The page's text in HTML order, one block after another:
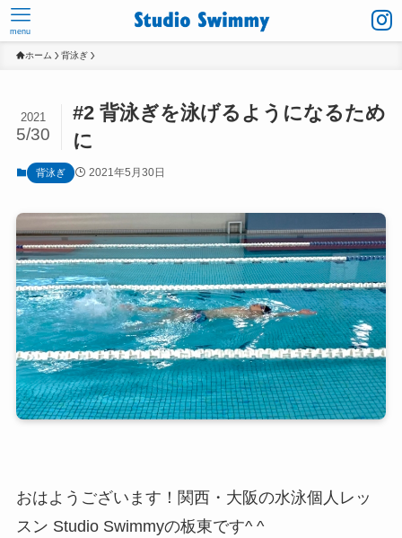
menu
ホーム 背泳ぎ
#2 背泳ぎを泳げるようになるため
に
2021
5/30
背泳ぎ 2021年5月30日
おはようございます！関西・大阪の水泳個人レッ
スン Studio Swimmyの板東です^ ^